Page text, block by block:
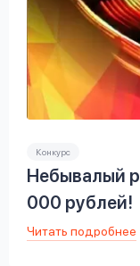
Конкурс
Небывалый
000 рублей!
Читать подробнее